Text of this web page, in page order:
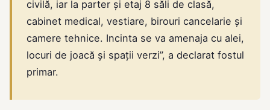
civilă, iar la parter și etaj 8 săli de clasă,
cabinet medical, vestiare, birouri cancelarie și
camere tehnice. Incinta se va amenaja cu alei,
locuri de joacă și spații verzi”, a declarat fostul
primar.